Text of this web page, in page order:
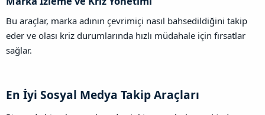
Bu araçlar, marka adının çevrimiçi nasıl bahsedildiğini takip
eder ve olası kriz durumlarında hızlı müdahale için fırsatlar
sağlar.
En İyi Sosyal Medya Takip Araçları​